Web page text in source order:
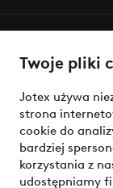
Twoje pliki
Jotex używa
strona
cookie do
bardziej
korzystania z
udostępniamy
Warunki